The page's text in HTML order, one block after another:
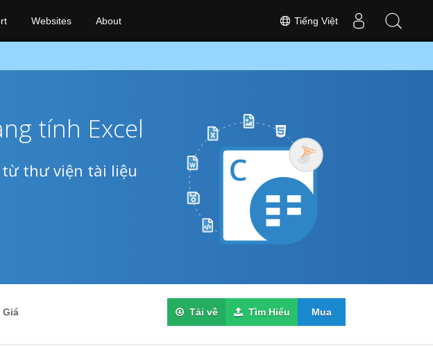
Tiếng Việt
Websites About
tính Excel
từ thư viện tài liệu
Giá Tải về Tìm Hiểu Mua